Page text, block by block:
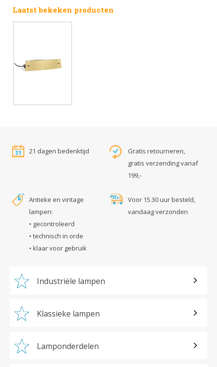
Laatst bekeken producten
21 dagen bedenktijd
Gratis retourneren,
gratis verzending vanaf
199,-
Antieke en vintage
lampen:
• gecontroleerd
• technisch in orde
• klaar voor gebruik
Voor 15.30 uur besteld,
vandaag verzonden
Industriële lampen
Klassieke lampen
Lamponderdelen